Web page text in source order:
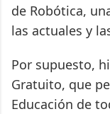
de Robótica,
las actuales y
Por supuesto,
Gratuito, que
Educación de